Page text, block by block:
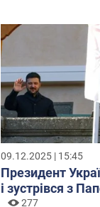
09.12.2025 | 15:45
Президент
і зустрівся з
277